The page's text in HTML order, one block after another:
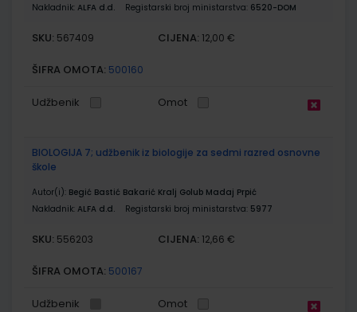
Nakladnik: ALFA d.d. Registarski broj ministarstva: 6520-DOM
SKU: 567409 CIJENA: 12,00 €
ŠIFRA OMOTA: 500160
Udžbenik Omot
BIOLOGIJA 7; udžbenik iz biologije za sedmi razred osnovne
škole
Autor(i): Begić Bastić Bakarić Kralj Golub Madaj Prpić
Nakladnik: ALFA d.d. Registarski broj ministarstva: 5977
SKU: 556203 CIJENA: 12,66 €
ŠIFRA OMOTA: 500167
Udžbenik Omot